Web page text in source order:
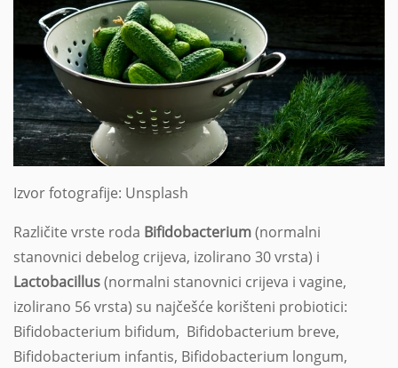
Izvor fotografije: Unsplash
Različite vrste roda Bifidobacterium(normalni
stanovnici debelog crijeva, izolirano 30 vrsta) i
Lactobacillus(normalni stanovnici crijeva i vagine,
izolirano 56 vrsta) su najčešće korišteni probiotici:
Bifidobacterium bifidum, Bifidobacterium breve,
Bifidobacterium infantis, Bifidobacterium longum,